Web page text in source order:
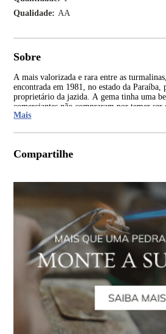
Qualidade
AA
Sobre
A mais valorizada e rara entre as
encontrada em 1981, no estado da
proprietário da jazida. A gema tinha uma
comerciantes não compraram por temer ser
Mais
Compartilhe